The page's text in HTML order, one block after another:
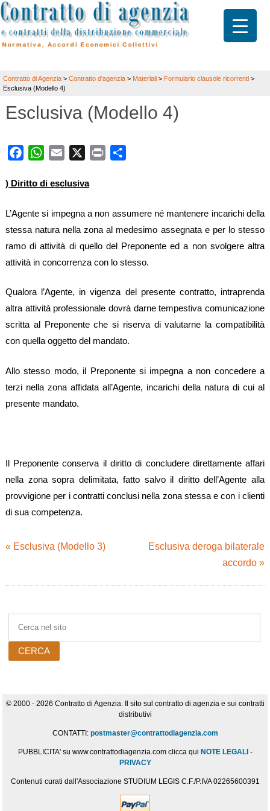
Contratto di Agenzia > Contratto d'agenzia > Materiali > Formulario clausole ricorrenti >
Esclusiva (Modello 4)
Esclusiva (Modello 4)
FacebookWhatsApp
Email Print
) Diritto di esclusiva
L’Agente si impegna a non assumere né mantenere incarichi della
stessa natura nella zona al medesimo assegnata e per lo stesso
ramo di attività di quello del Preponente ed a non svolgere altra
attività in concorrenza con lo stesso.
Qualora l’Agente, in vigenza del presente contratto, intraprenda
altra attività professionale dovrà darne tempestiva comunicazione
scritta al Preponente che si riserva di valutarne la compatibilità
con quella oggetto del mandato.
Allo stesso modo, il Preponente si impegna a non concedere a
terzi nella zona affidata all’Agente, incarichi della natura di cui al
presente mandato.
Il Preponente conserva il diritto di concludere direttamente affari
nella zona sopra delimitata, fatto salvo il diritto dell’Agente alla
provvigione per i contratti conclusi nella zona stessa e con i clienti
di sua competenza.
« Esclusiva (Modello 3)
Esclusiva deroga bilaterale
accordo »
© 2000 - 2026 Contratto di Agenzia. Il sito sul contratto di agenzia e sui contratti
distributivi
CONTATTI: postmaster@contrattodiagenzia.com
PUBBLICITA' su www.contrattodiagenzia.com clicca qui NOTE LEGALI -
PRIVACY
Contenuti curati dall'Associazione STUDIUM LEGIS C.F./P.IVA 02265600391